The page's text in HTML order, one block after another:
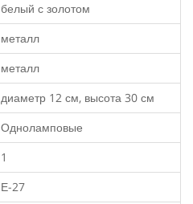
белый с золотом
металл
металл
диаметр 12 см, высота 30 см
Одноламповые
1
Е-27